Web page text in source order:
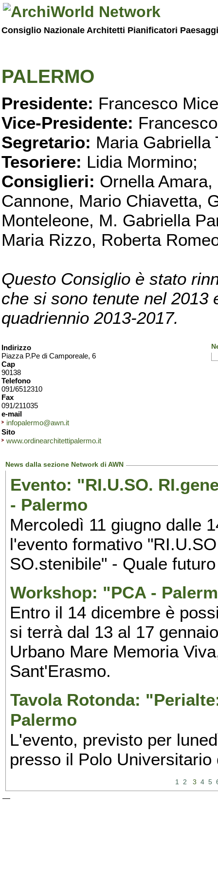
Consiglio Nazionale Architetti Pianificatori
PALERMO
Presidente: Francesco
Vice-Presidente:
Segretario: Maria Gabriella
Tesoriere: Lidia Mormino;
Consiglieri: Ornella
Cannone, Mario Chiavetta,
Monteleone, M. Gabriella
Maria Rizzo, Roberta
Questo Consiglio è stato
che si sono tenute nel 2013
quadriennio 2013-2017.
Indirizzo
Piazza P.Pe di Camporeale, 6
Cap
90138
Telefono
091/6512310
Fax
091/211035
e-mail
infopalermo@awn.it
Sito
www.ordinearchitettipalermo.it
News dalla sezione Network di AWN
Evento: "RI.U.SO.
- Palermo
Mercoledì 11 giugno dalle
l'evento formativo
SO.stenibile" - Quale
Workshop: "PCA -
Entro il 14 dicembre è
si terrà dal 13 al 17
Urbano Mare Memoria
Sant'Erasmo.
Tavola Rotonda:
Palermo
L'evento, previsto per
presso il Polo Universitario
1 2 3 4 5